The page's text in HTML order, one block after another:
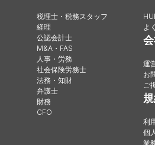
税理士・税務スタッフ
経理
公認会計士
M&A・FAS
人事・労務
社会保険労務士
法務・知財
弁護士
財務
CFO
よ
運
お
ご
利
個
業